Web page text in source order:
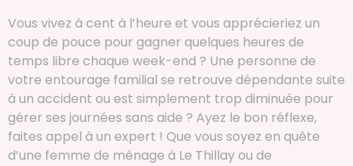
Vous vivez à cent à l’heure et vous apprécieriez un
coup de pouce pour gagner quelques heures de
temps libre chaque week-end ? Une personne de
votre entourage familial se retrouve dépendante suite
à un accident ou est simplement trop diminuée pour
gérer ses journées sans aide ? Ayez le bon réflexe,
faites appel à un expert ! Que vous soyez en quête
d’une femme de ménage à Le Thillay ou de